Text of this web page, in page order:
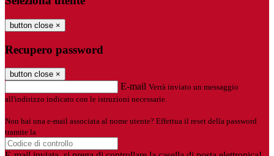
button close ×
Recupero password
button close ×
E-mail Verrà inviato un messaggio
all'indirizzo indicato con le istruzioni necessarie.
Non hai una e-mail associata al nome utente? Effettua il reset della password
tramite la